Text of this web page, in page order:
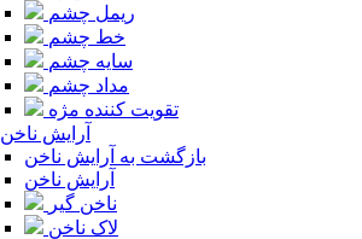
ریمل چشم
خط چشم
سایه چشم
مداد چشم
تقویت کننده مژه
آرایش ناخن
بازگشت به آرایش ناخن
آرایش ناخن
ناخن گیر
لاک ناخن